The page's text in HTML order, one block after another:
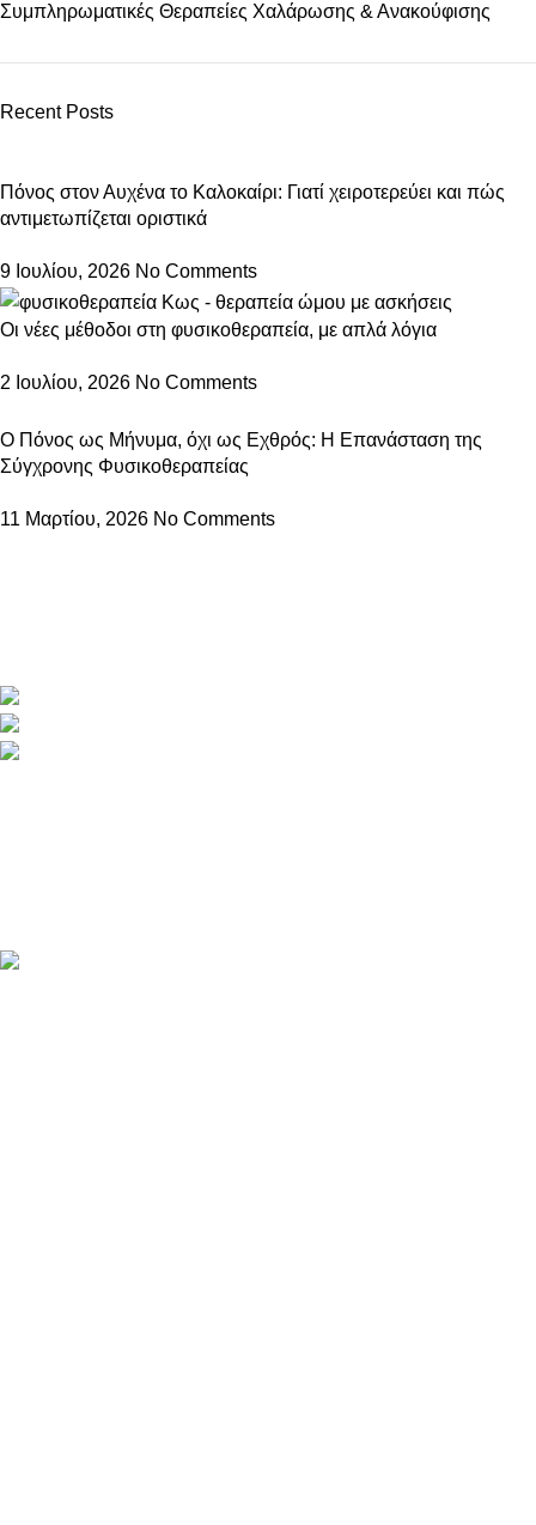
Συμπληρωματικές Θεραπείες Χαλάρωσης & Ανακούφισης
Recent Posts
Πόνος στον Αυχένα το Καλοκαίρι: Γιατί χειροτερεύει και πώς
αντιμετωπίζεται οριστικά
9 Ιουλίου, 2026 No Comments
Οι νέες μέθοδοι στη φυσικοθεραπεία, με απλά λόγια
2 Ιουλίου, 2026 No Comments
Ο Πόνος ως Μήνυμα, όχι ως Εχθρός: Η Επανάσταση της
Σύγχρονης Φυσικοθεραπείας
11 Μαρτίου, 2026 No Comments